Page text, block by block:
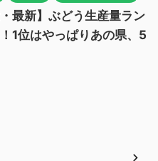
最新】ぶどう生産量ラン
1位はやっぱりあの県、5